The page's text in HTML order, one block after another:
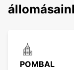
POMBAL